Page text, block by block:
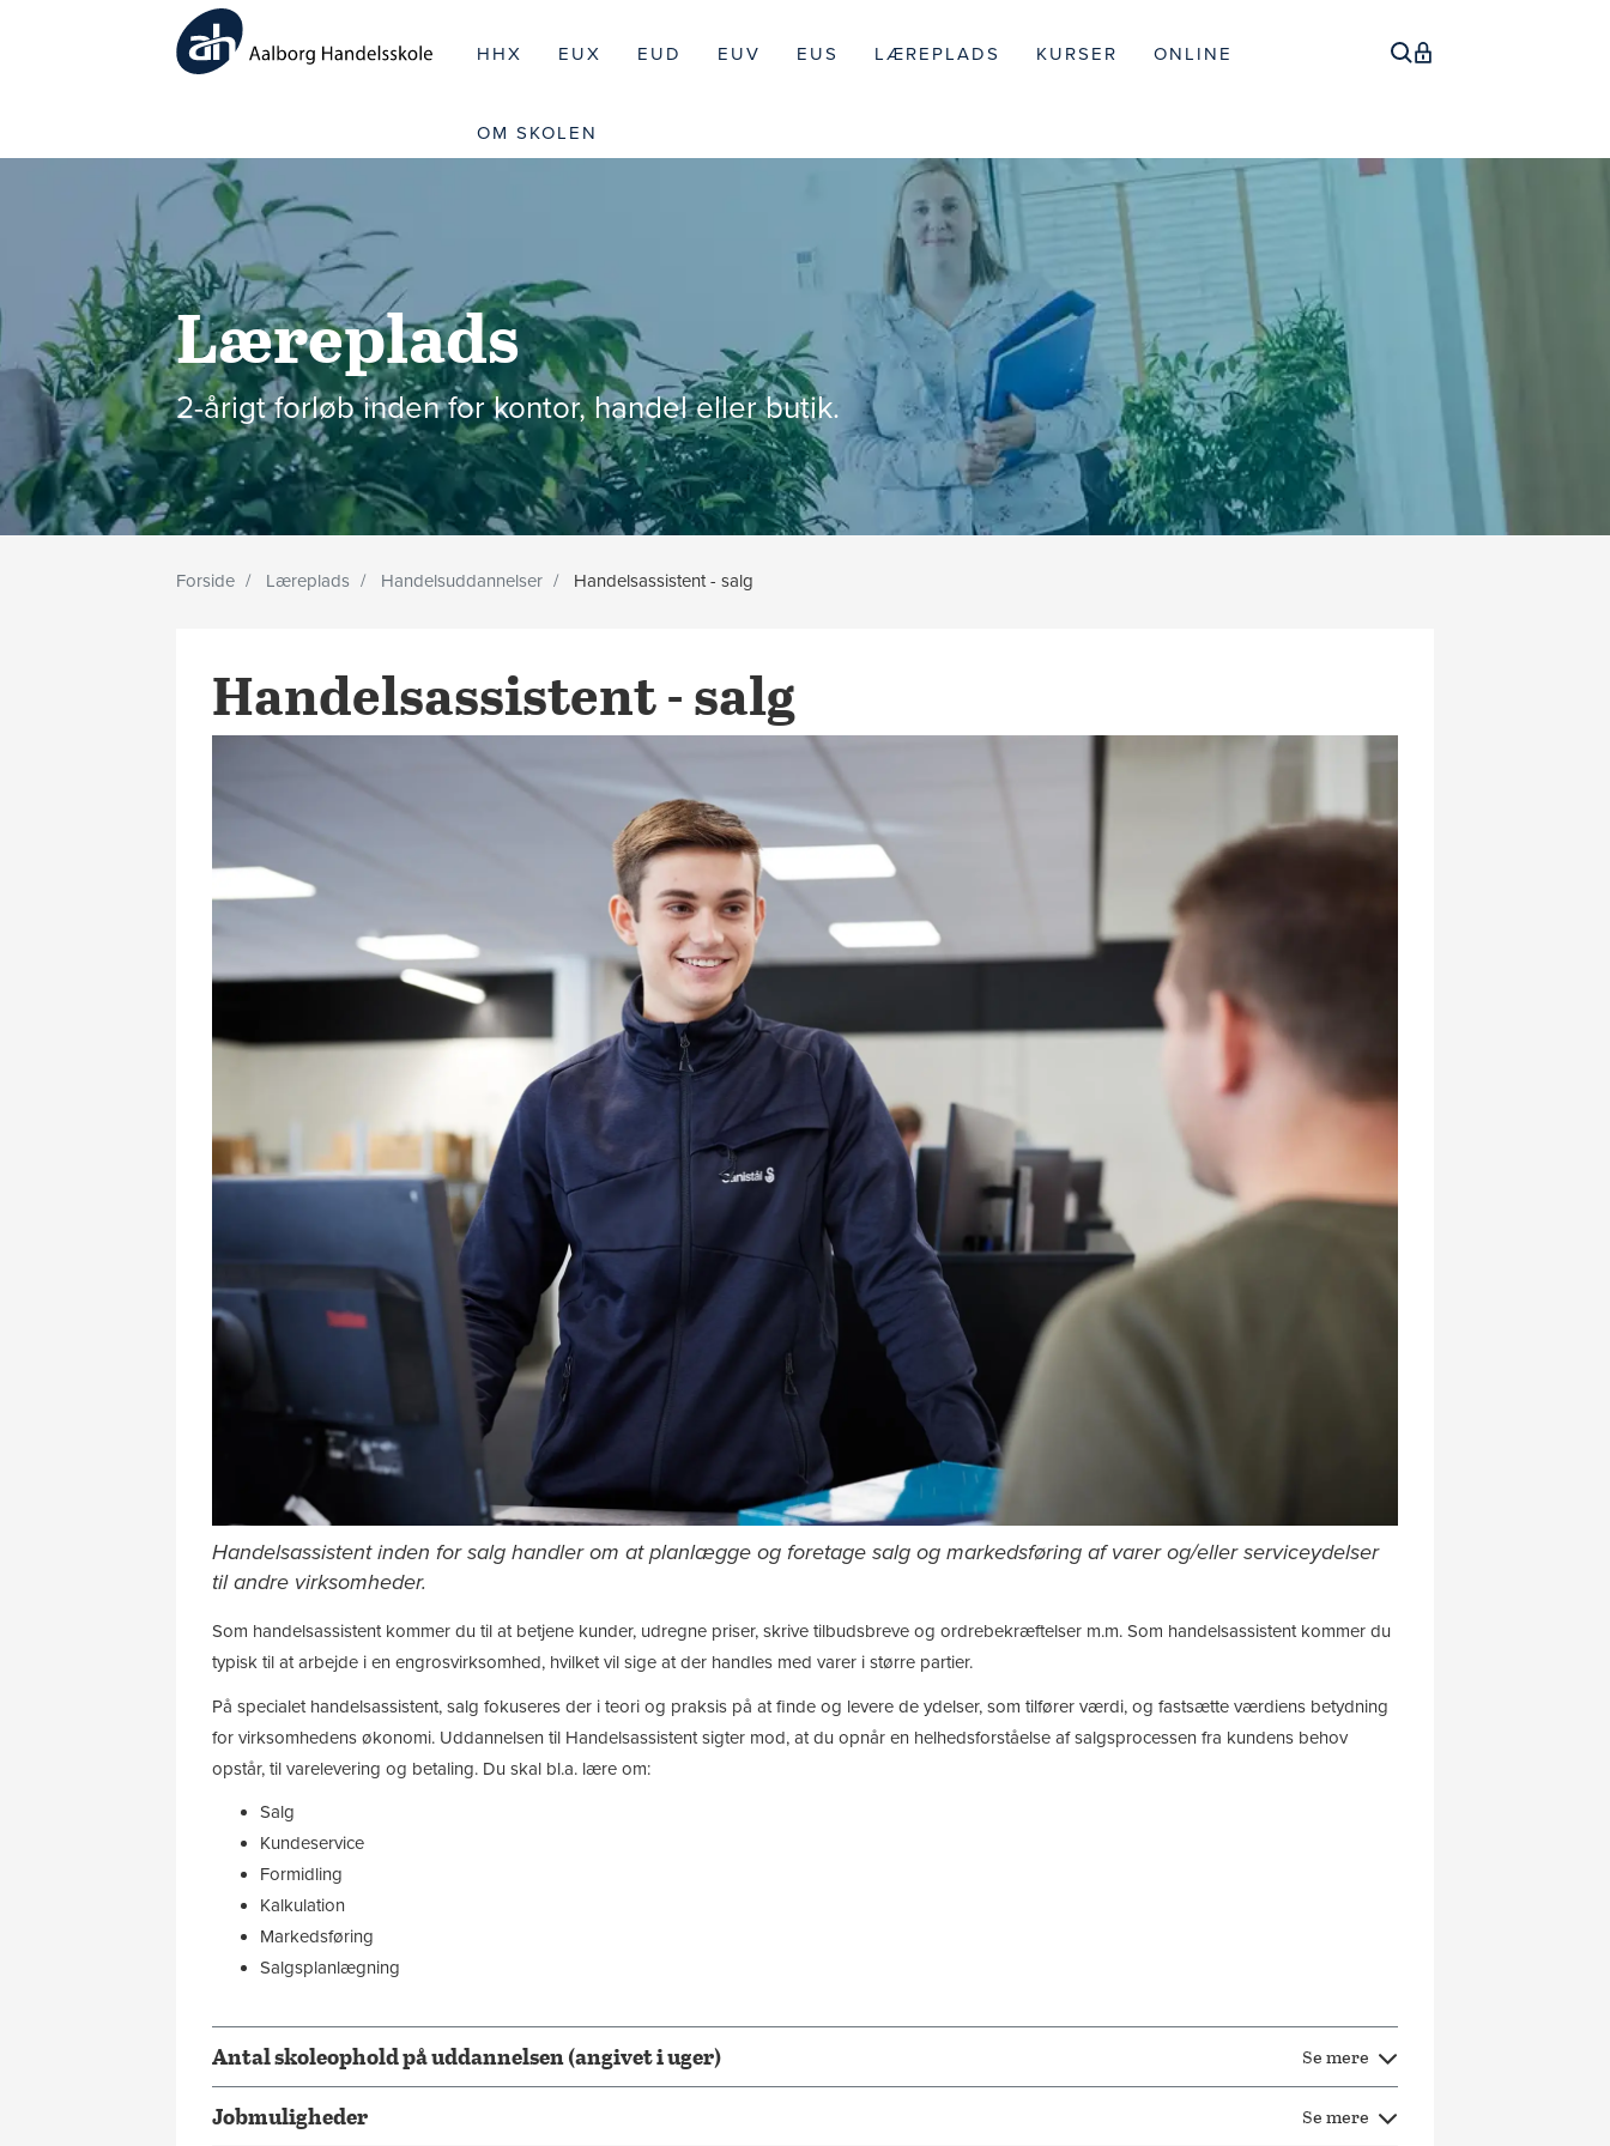
HHX EUX EUD EUV EUS LÆREPLADS KURSER ONLINE
OM SKOLEN
Læreplads
2-årigt forløb inden for kontor, handel eller butik.
Forside Læreplads Handelsuddannelser Handelsassistent - salg
Handelsassistent - salg
Handelsassistent inden for salg handler om at planlægge og foretage salg og markedsføring af varer og/eller serviceydelser
til andre virksomheder.
Som handelsassistent kommer du til at betjene kunder, udregne priser, skrive tilbudsbreve og ordrebekræftelser m.m. Som handelsassistent kommer du
typisk til at arbejde i en engrosvirksomhed, hvilket vil sige at der handles med varer i større partier.
På specialet handelsassistent, salg fokuseres der i teori og praksis på at finde og levere de ydelser, som tilfører værdi, og fastsætte værdiens betydning
for virksomhedens økonomi. Uddannelsen til Handelsassistent sigter mod, at du opnår en helhedsforståelse af salgsprocessen fra kundens behov
opstår, til varelevering og betaling. Du skal bl.a. lære om:
Salg
Kundeservice
Formidling
Kalkulation
Markedsføring
Salgsplanlægning
Antal skoleophold på uddannelsen (angivet i uger) Se mere
Jobmuligheder Se mere